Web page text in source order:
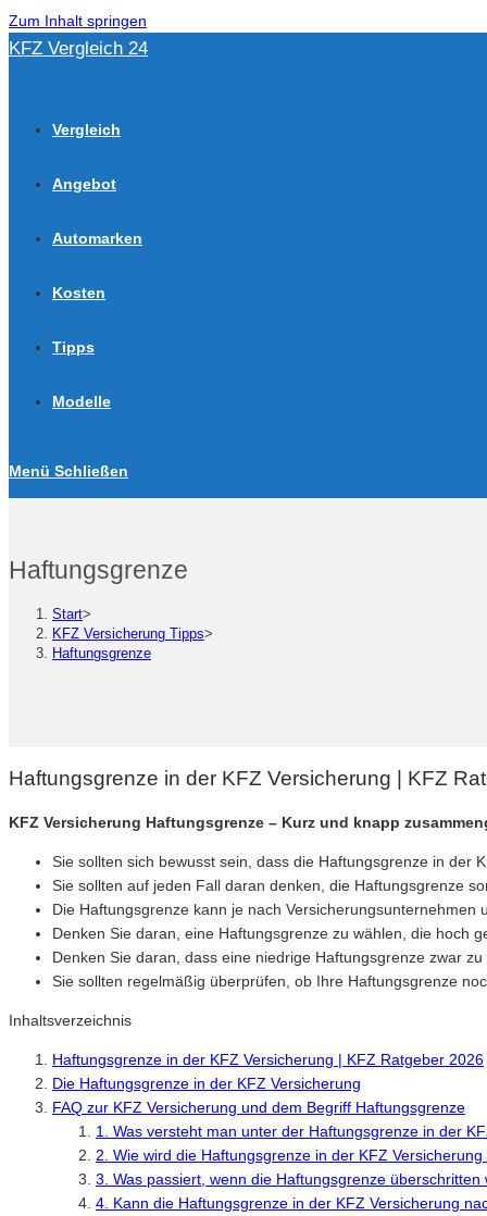
Zum Inhalt springen
KFZ Vergleich 24
Vergleich
Angebot
Automarken
Kosten
Tipps
Modelle
Menü Schließen
Haftungsgrenze
Start>
KFZ Versicherung Tipps>
Haftungsgrenze
Haftungsgrenze in der KFZ Versicherung | KFZ
KFZ Versicherung Haftungsgrenze – Kurz und knapp
Sie sollten sich bewusst sein, dass die Haftungsgrenze in der
Sie sollten auf jeden Fall daran denken, die Haftungsgrenze
Die Haftungsgrenze kann je nach
Denken Sie daran, eine Haftungsgrenze zu wählen, die hoch
Denken Sie daran, dass eine niedrige Haftungsgrenze zwar
Sie sollten regelmäßig überprüfen, ob Ihre Haftungsgrenze
Inhaltsverzeichnis
Haftungsgrenze in der KFZ Versicherung | KFZ Ratgeber 2026
Die Haftungsgrenze in der KFZ Versicherung
FAQ zur KFZ Versicherung und dem Begriff Haftungsgrenze
1. Was versteht man unter der Haftungsgrenze in der
2. Wie wird die Haftungsgrenze in der KFZ
3. Was passiert, wenn die Haftungsgrenze überschritten
4. Kann die Haftungsgrenze in der KFZ Versicherung